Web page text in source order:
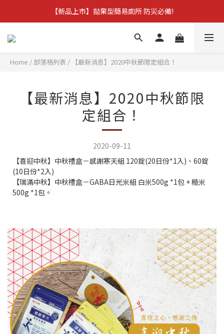
【新品上市】拋棄型簡易廁所 防災必備!
【新品上市】拋棄型簡易廁所 防災必備!
Home / 部落格列表 / 【最新消息】2020中秋節限定組合！
【最新消息】2020中秋節限
定組合！
2020-09-11
【喜迎中秋】中秋禮盒－感謝寒天組 120錠(20日份*1入)、60錠
(10日份*2入)
【瑞滿中秋】中秋禮盒－GABA日光米組 白米500g *1包 + 糙米
500g *1包。